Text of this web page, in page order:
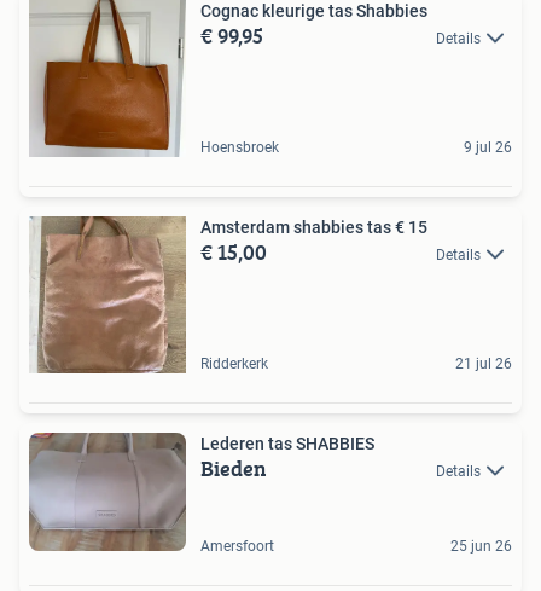
Cognac kleurige tas Shabbies
€ 99,95 Details
Hoensbroek 9 jul 26
Amsterdam shabbies tas € 15
€ 15,00 Details
Ridderkerk 21 jul 26
Lederen tas SHABBIES
Bieden Details
Amersfoort 25 jun 26